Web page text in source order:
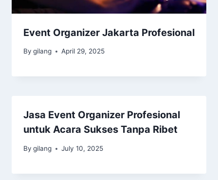
Event Organizer Jakarta Profesional
By gilang April 29, 2025
Jasa Event Organizer Profesional
untuk Acara Sukses Tanpa Ribet
By gilang July 10, 2025